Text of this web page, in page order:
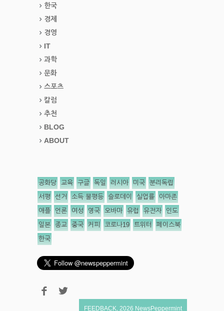
한국
경제
경영
IT
과학
문화
스포츠
칼럼
추천
BLOG
ABOUT
공화당 교육 구글 독일 러시아 미국 분리독립
서평 선거 소득 불평등 슬로데이 실업률 아마존
애플 언론 여성 영국 오바마 유럽 유전자 인도
일본 종교 중국 커피 코로나19 트위터 페이스북
한국
FEEDBACK 2026 NewsPeppermint